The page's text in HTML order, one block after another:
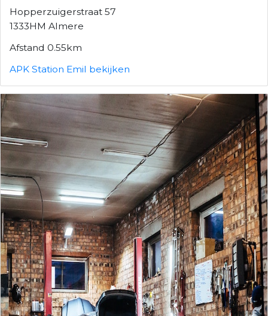
Hopperzuigerstraat 57
1333HM Almere
Afstand 0.55km
APK Station Emil bekijken